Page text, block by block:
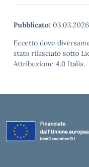
Pubblicato: 03.03.2026
Eccetto dove
stato rilasciato sotto
Attribuzione 4.0 Italia.